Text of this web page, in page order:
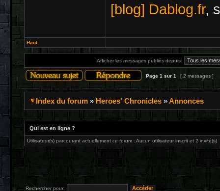
[blog] Dablog.fr,
Haut
Afficher les messages publiés depuis:
Page 1 sur 1 [ 2 messages ]
Index du forum » Heroes' Chronicles »Annonces
Qui est en ligne ?
Utilisateur(s) parcourant actuellement ce forum : Aucun utilisateur inscrit et 2 invité(s)
Rechercher pour: